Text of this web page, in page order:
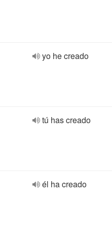
yo he creado
tú has creado
él ha creado